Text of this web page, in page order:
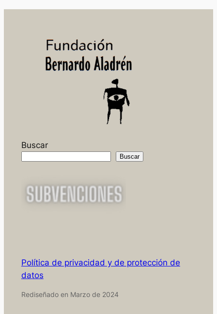
Buscar
Buscar
Política de privacidad y de protección de
datos
Rediseñado en Marzo de 2024